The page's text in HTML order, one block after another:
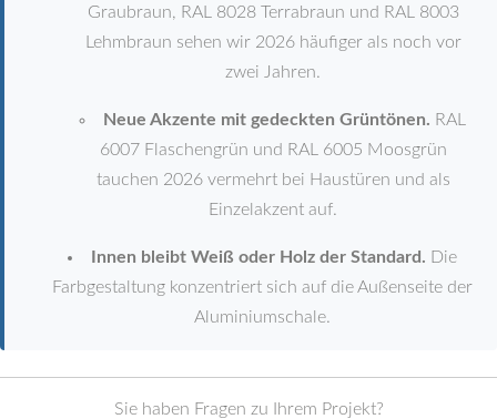
Graubraun, RAL 8028 Terrabraun und RAL 8003
Lehmbraun sehen wir 2026 häufiger als noch vor
zwei Jahren.
Neue Akzente mit gedeckten Grüntönen. RAL
6007 Flaschengrün und RAL 6005 Moosgrün
tauchen 2026 vermehrt bei Haustüren und als
Einzelakzent auf.
Innen bleibt Weiß oder Holz der Standard. Die
Farbgestaltung konzentriert sich auf die Außenseite der
Aluminiumschale.
Sie haben Fragen zu Ihrem Projekt?